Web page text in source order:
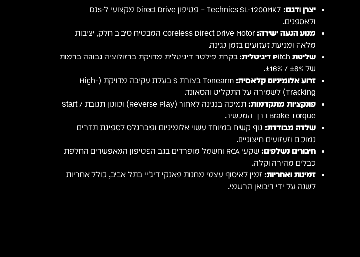
יצרן ודגם:
Technics SL-1200MK7 – פטיפון Direct Drive מקצועי ל-DJs
ולאספנים.
מנוע הנעה ישירה:
Coreless Direct Drive Motor המבטיח סיבוב חלק, יציבות
מלאה ומניעת זעזועים בזמן נגינה.
שליטת Pitch דיגיטלית:
בקרת פילטר דיגיטלית מדויקת ברזולוציה גבוהה ברמות
של ±8% / ±16%.
זרוע אלומיניום קלאסית:
Tonearm בצורת S בעלת עקיבה מדויקת (High-
Tracking) לשמירה על התקליט והסאונד.
פונקציות מתקדמות:
תמיכה בנגינה לאחור (Reverse Play) וכוונון תגובת Start /
Brake Torque דרך המכשיר.
שלדה מבודדת: גוף קשיח במיוחד עשוי אלומיניום ופיברגלס לספיגת תדרים
נמוכים וזעזועים חיצוניים.
חיבורים נשלפים:
שקעי RCA וחשמל מופרדים בגב הפטיפון המאפשרים החלפת
כבלים מהירה וקלה.
זמינות ואחריות: זמין לאיסוף עצמי מחנות פאנקי דיג'יי בתל אביב, כולל אחריות
לשנה על ידי היבואן הרשמי.